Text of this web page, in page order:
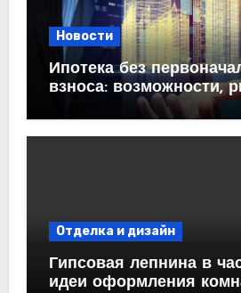
Новости
Ипотека без
взноса: возможности,
практические
Отделка и дизайн
Гипсовая лепнина в
идеи оформления